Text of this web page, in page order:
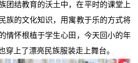
团结教育的沃土中，在平时的课堂上
族的文化知识，用寓教于乐的方式将
情怀根植于学生心田，今天回小的年
穿上了漂亮民族服装走上舞台。